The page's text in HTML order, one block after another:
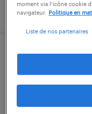
publié le 10 juillet
comptable h/f
moment via l’icône cookie
navigateur.
Politique en
Liste de nos partenaires